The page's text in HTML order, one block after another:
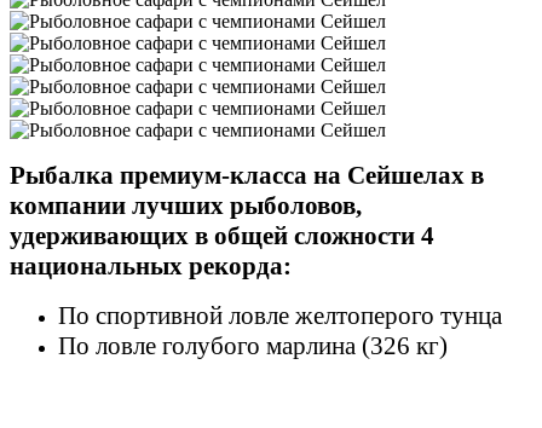
Рыбалка премиум-класса на Сейшелах в
компании лучших рыболовов,
удерживающих в общей сложности 4
национальных рекорда:
По спортивной ловле желтоперого тунца
По ловле голубого марлина (326 кг)